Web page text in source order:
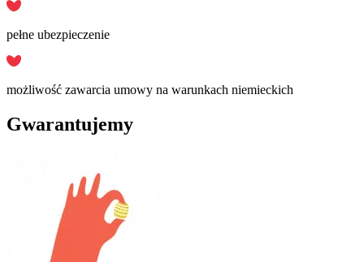
pełne ubezpieczenie
możliwość zawarcia umowy na warunkach niemieckich
Gwarantujemy